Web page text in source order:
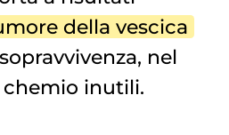
della vescica
nel
inutili.